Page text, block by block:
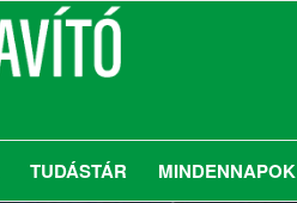
TUDÁSTÁR MINDENNAPOK